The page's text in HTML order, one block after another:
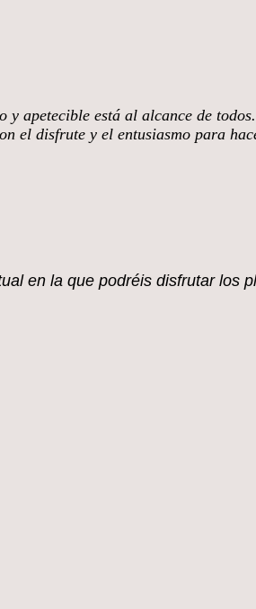
apetecible está al alcance de
el disfrute y el entusiasmo para
en la que podréis disfrutar los